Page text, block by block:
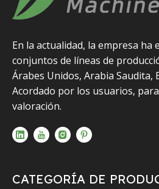
En la actualidad, la empresa ha
conjuntos de líneas de
Árabes Unidos, Arabia Saudita,
Acordado por los usuarios,
valoración.
CATEGORÍA DE